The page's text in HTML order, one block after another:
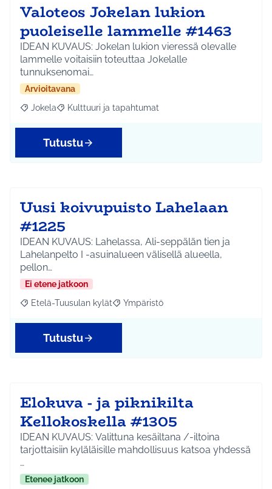
Valoteos Jokelan lukion
puoleiselle lammelle #1463
IDEAN KUVAUS: Jokelan lukion vieressä olevalle
lammelle voitaisiin toteuttaa Jokelalle
tunnuksenomai…
Arvioitavana
Rajaa tulokset aihepiirin mukaan: Jokela
Jokela Rajaa tulokset teeman mukaan: Kulttuuri ja
Kulttuuri ja tapahtumat
Tutustu
Uusi koivupuisto Lahelaan
#1225
IDEAN KUVAUS: Lahelassa, Ali-seppälän tien ja
Lahelanpelto I -asuinalueen välisellä alueella,
pellon…
Ei etene jatkoon
Rajaa tulokset aihepiirin mukaan: Etelä-Tuusulan kylät
Etelä-Tuusulan kylät Rajaa tulokset teeman mukaan:
Ympäristö
Tutustu
Elokuva - ja piknikilta
Kellokoskella #1305
IDEAN KUVAUS: Valittuna kesäiltana /-iltoina
tarjottaisiin kyläläisille mahdollisuus katsoa yhdessä
…
Etenee jatkoon